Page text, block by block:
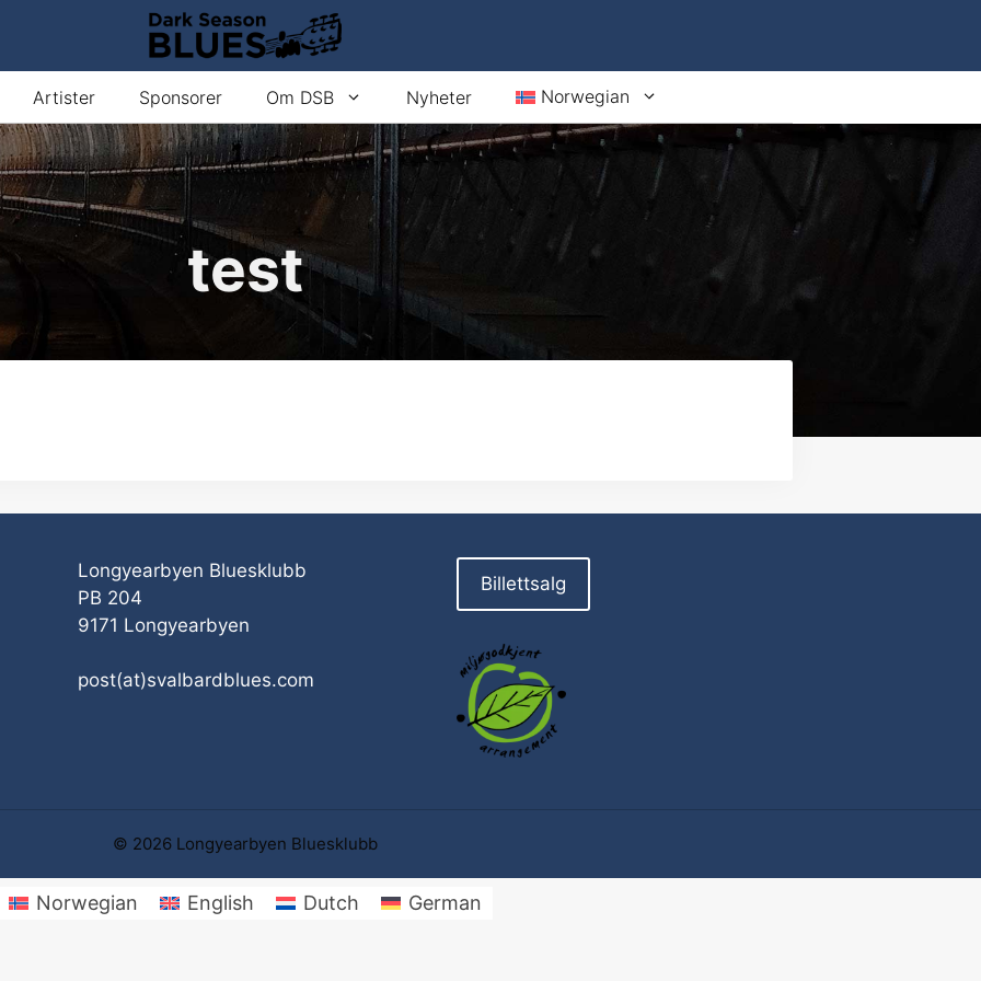
Artister Sponsorer Om DSB Nyheter Norwegian
test
Longyearbyen Bluesklubb
PB 204
9171 Longyearbyen
post(at)svalbardblues.com
Billettsalg
© 2026 Longyearbyen Bluesklubb
Norwegian English Dutch German